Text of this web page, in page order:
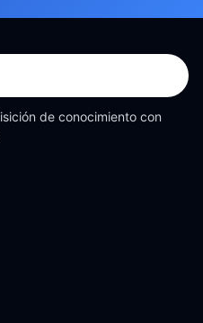
de conocimiento con